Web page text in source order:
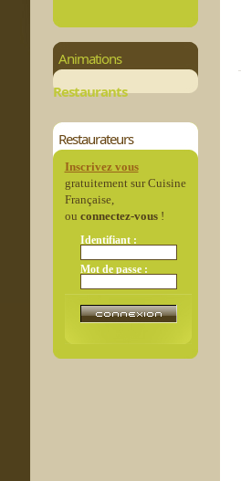
Animations
Restaurants
Restaurateurs
Inscrivez vous
gratuitement sur Cuisine
Française,
ou connectez-vous!
Identifiant :
Mot de passe :